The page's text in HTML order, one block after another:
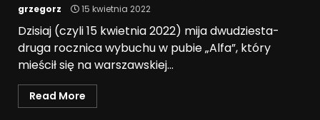
grzegorz 15 kwietnia 2022
Dzisiaj (czyli 15 kwietnia 2022) mija dwudziesta-
druga rocznica wybuchu w pubie „Alfa”, który
mieścił się na warszawskiej...
Read More